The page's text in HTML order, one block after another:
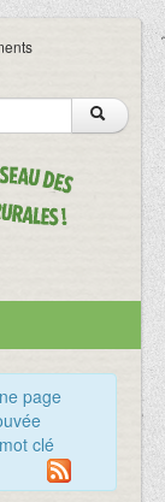
page
clé